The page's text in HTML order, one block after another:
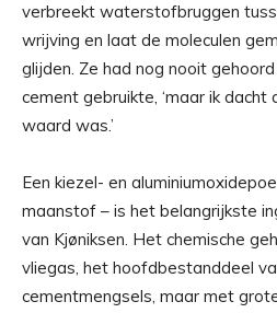
verbreekt waterstofbruggen
wrijving en laat de moleculen
glijden. Ze had nog nooit
cement gebruikte, ‘maar ik
waard was.’
Een kiezel- en
maanstof – is het belangrijkste
van Kjøniksen. Het chemische
vliegas, het hoofdbestanddeel
cementmengsels, maar met